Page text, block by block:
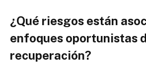
¿Qué riesgos están
enfoques oportunistas
recuperación?